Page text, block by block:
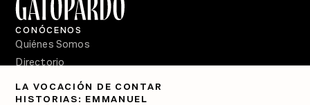
LA VOCACIÓN DE CONTAR
HISTORIAS: EMMANUEL
CONÓCENOS
Quiénes Somos
Directorio
PÓDCASTS